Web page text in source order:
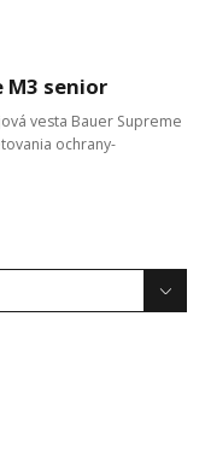
M3 senior
vesta Bauer Supreme
ochrany-